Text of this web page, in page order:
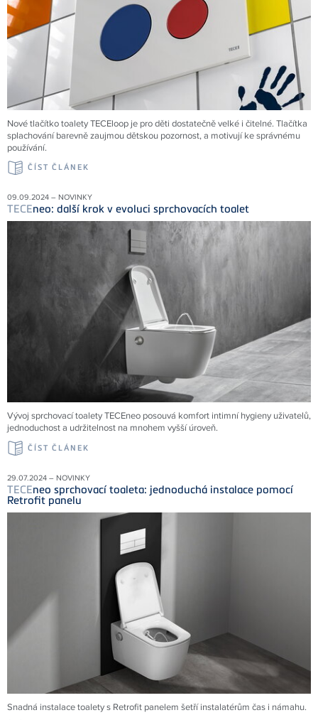
Nové tlačítko toalety TECEloop je pro děti dostatečně velké i čitelné. Tlačítka
splachování barevně zaujmou dětskou pozornost, a motivují ke správnému
používání.
ČÍST ČLÁNEK
09.09.2024 – NOVINKY
TECEneo: další krok v evoluci sprchovacích toalet
Vývoj sprchovací toalety TECEneo posouvá komfort intimní hygieny uživatelů,
jednoduchost a udržitelnost na mnohem vyšší úroveň.
ČÍST ČLÁNEK
29.07.2024 – NOVINKY
TECEneo sprchovací toaleta: jednoduchá instalace pomocí
Retrofit panelu
Snadná instalace toalety s Retrofit panelem šetří instalatérům čas i námahu.